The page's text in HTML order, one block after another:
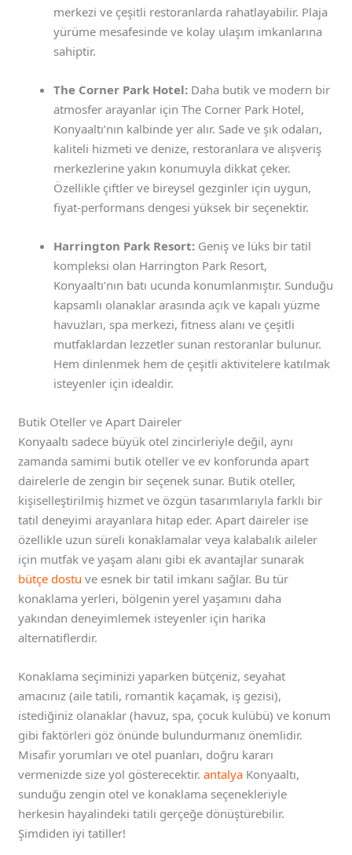
merkezi ve çeşitli restoranlarda rahatlayabilir. Plaja
yürüme mesafesinde ve kolay ulaşım imkanlarına
sahiptir.
The Corner Park Hotel: Daha butik ve modern bir
atmosfer arayanlar için The Corner Park Hotel,
Konyaaltı’nın kalbinde yer alır. Sade ve şık odaları,
kaliteli hizmeti ve denize, restoranlara ve alışveriş
merkezlerine yakın konumuyla dikkat çeker.
Özellikle çiftler ve bireysel gezginler için uygun,
fiyat-performans dengesi yüksek bir seçenektir.
Harrington Park Resort: Geniş ve lüks bir tatil
kompleksi olan Harrington Park Resort,
Konyaaltı’nın batı ucunda konumlanmıştır. Sunduğu
kapsamlı olanaklar arasında açık ve kapalı yüzme
havuzları, spa merkezi, fitness alanı ve çeşitli
mutfaklardan lezzetler sunan restoranlar bulunur.
Hem dinlenmek hem de çeşitli aktivitelere katılmak
isteyenler için idealdir.
Butik Oteller ve Apart Daireler
Konyaaltı sadece büyük otel zincirleriyle değil, aynı
zamanda samimi butik oteller ve ev konforunda apart
dairelerle de zengin bir seçenek sunar. Butik oteller,
kişiselleştirilmiş hizmet ve özgün tasarımlarıyla farklı bir
tatil deneyimi arayanlara hitap eder. Apart daireler ise
özellikle uzun süreli konaklamalar veya kalabalık aileler
için mutfak ve yaşam alanı gibi ek avantajlar sunarak
bütçe dostu ve esnek bir tatil imkanı sağlar. Bu tür
konaklama yerleri, bölgenin yerel yaşamını daha
yakından deneyimlemek isteyenler için harika
alternatiflerdir.
Konaklama seçiminizi yaparken bütçeniz, seyahat
amacınız (aile tatili, romantik kaçamak, iş gezisi),
istediğiniz olanaklar (havuz, spa, çocuk kulübü) ve konum
gibi faktörleri göz önünde bulundurmanız önemlidir.
Misafir yorumları ve otel puanları, doğru kararı
vermenizde size yol gösterecektir.antalya Konyaaltı,
sunduğu zengin otel ve konaklama seçenekleriyle
herkesin hayalindeki tatili gerçeğe dönüştürebilir.
Şimdiden iyi tatiller!